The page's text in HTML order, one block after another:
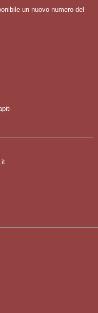
un nuovo numero del